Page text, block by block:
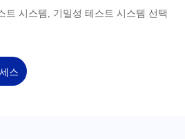
트 시스템, 기밀성 테스트 시스템 선택
스